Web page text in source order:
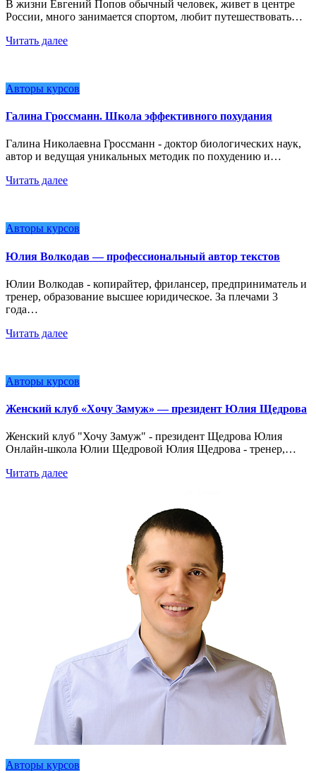
В жизни Евгений Попов обычный человек, живет в центре
России, много занимается спортом, любит путешествовать…
Читать далее
Авторы курсов
Галина Гроссманн. Школа эффективного похудания
Галина Николаевна Гроссманн - доктор биологических наук,
автор и ведущая уникальных методик по похудению и…
Читать далее
Авторы курсов
Юлия Волкодав — профессиональный автор текстов
Юлии Волкодав - копирайтер, фрилансер, предприниматель и
тренер, образование высшее юридическое. За плечами 3
года…
Читать далее
Авторы курсов
Женский клуб «Хочу Замуж» — президент Юлия Щедрова
Женский клуб "Хочу Замуж" - президент Щедрова Юлия
Онлайн-школа Юлии Щедровой Юлия Щедрова - тренер,…
Читать далее
Авторы курсов